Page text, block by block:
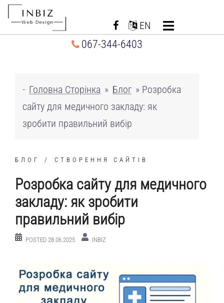
Перейти
EN
067-344-6403
- Головна Сторінка » Блог » Розробка
сайту для медичного закладу: як
зробити правильний вибір
БЛОГ СТВОРЕННЯ САЙТІВ
Розробка сайту для медичного
закладу: як зробити
правильний вибір
POSTED 28.06.2025 INBIZ